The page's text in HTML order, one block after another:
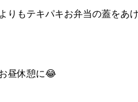
りもテキパキお弁当の蓋をあ
昼休憩に😂